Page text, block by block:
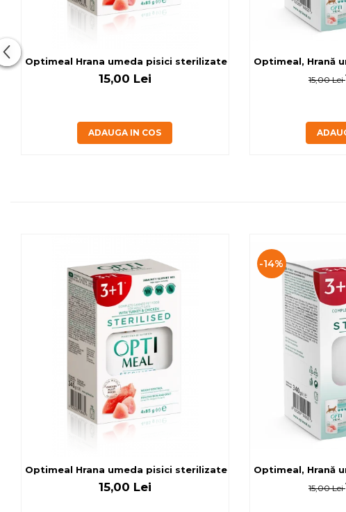
Optimeal Hrana umeda pisici sterilizate -
15,00 Lei
ADAUGA IN COS
Optimeal, Hrană
15,00 Lei
Optimeal Hrana umeda pisici sterilizate -
15,00 Lei
-14%
Optimeal, Hrană
15,00 Lei